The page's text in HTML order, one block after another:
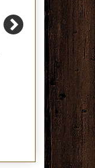
VINYLGULV
40,00 DKK
Se